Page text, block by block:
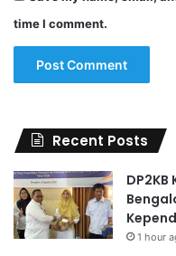
time I comment.
Recent Posts
1 hour